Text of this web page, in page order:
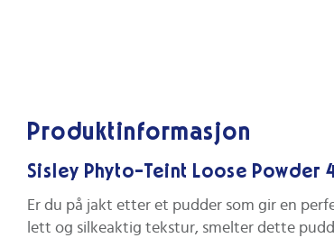
Produktinformasjon
Sisley Phyto-Teint Loose Powder
Er du på jakt etter et pudder som gir en
lett og silkeaktig tekstur, smelter dette